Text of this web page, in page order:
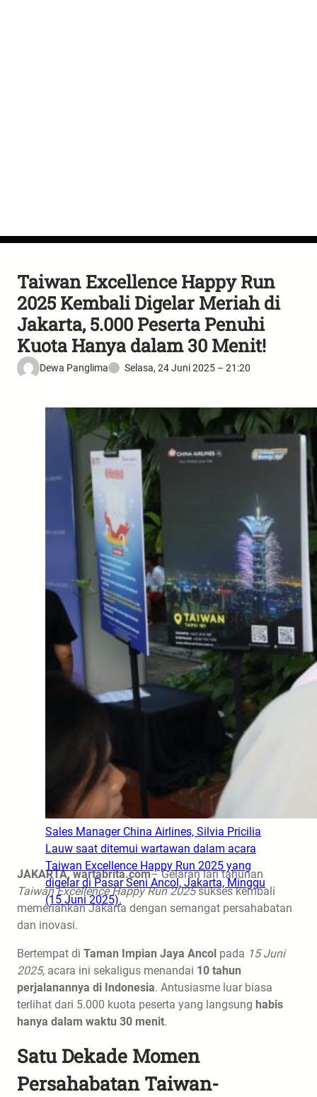
Taiwan Excellence Happy Run
2025 Kembali Digelar Meriah di
Jakarta, 5.000 Peserta Penuhi
Kuota Hanya dalam 30 Menit!
Dewa Panglima Selasa, 24 Juni 2025 – 21:20
Sales Manager China Airlines, Silvia Pricilia
Lauw saat ditemui wartawan dalam acara
Taiwan Excellence Happy Run 2025 yang
digelar di Pasar Seni Ancol, Jakarta, Minggu
(15 Juni 2025).
JAKARTA, wartabrita.com– Gelaran lari tahunan
Taiwan Excellence Happy Run 2025sukses kembali
memeriahkan Jakarta dengan semangat persahabatan
dan inovasi.
Bertempat di Taman Impian Jaya Ancol pada 15 Juni
2025, acara ini sekaligus menandai 10 tahun
perjalanannya di Indonesia. Antusiasme luar biasa
terlihat dari 5.000 kuota peserta yang langsung habis
hanya dalam waktu 30 menit.
Satu Dekade Momen
Persahabatan Taiwan-